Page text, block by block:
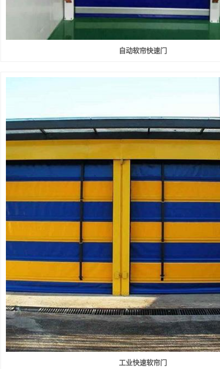
钢制防火门
肯德基门
铝艺门.围栏
自动软帘快速门
工业快速软帘门